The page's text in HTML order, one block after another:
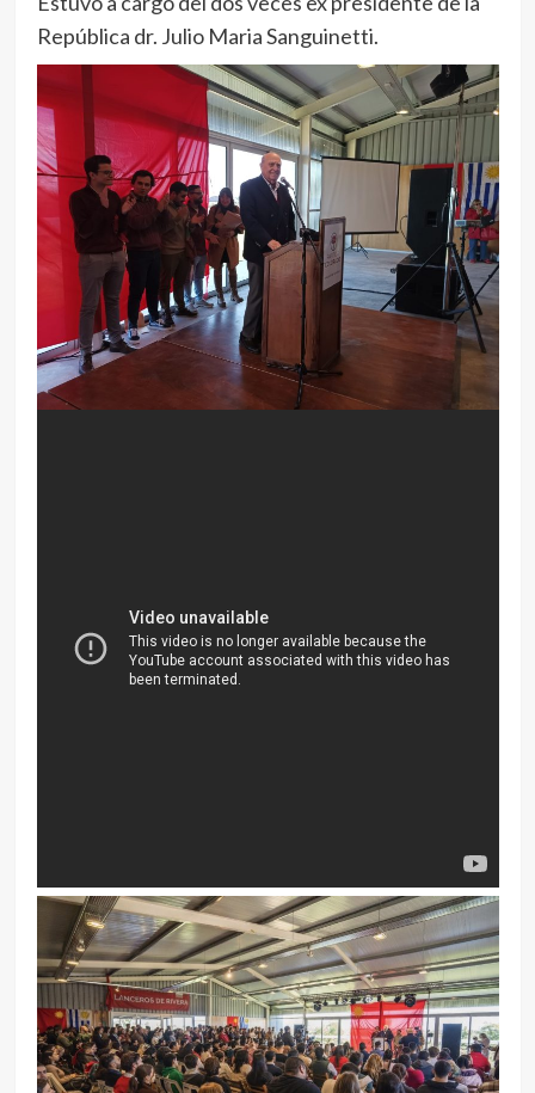
República dr. Julio Maria Sanguinetti.